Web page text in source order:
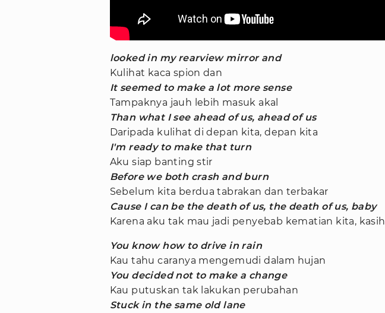
looked in my rearview mirror and
Kulihat kaca spion dan
It seemed to make a lot more sense
Tampaknya jauh lebih masuk akal
Than what I see ahead of us, ahead of us
Daripada kulihat di depan kita, depan kita
I'm ready to make that turn
Aku siap banting stir
Before we both crash and burn
Sebelum kita berdua tabrakan dan terbakar
Cause I can be the death of us, the death of us, baby
Karena aku tak mau jadi penyebab kematian kita, kasih
You know how to drive in rain
Kau tahu caranya mengemudi dalam hujan
You decided not to make a change
Kau putuskan tak lakukan perubahan
Stuck in the same old lane